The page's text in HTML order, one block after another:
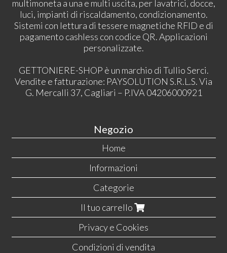
multimoneta a una e multi uscita, per lavatrici, docce,
luci, impianti di riscaldamento, condizionamento.
Sistemi con lettura di tessere magnetiche RFID e di
pagamento cashless con codice QR. Applicazioni
personalizzate.
GETTONIERE-SHOP è un marchio di Tullio Serci.
Vendite e fatturazione: PAYSOLUTION S.R.L.S. Via
G. Mercalli 37, Cagliari – P.IVA 04206000921
Negozio
Home
Informazioni
Categorie
Il tuo carrello
Privacy e Cookies
Condizioni di vendita